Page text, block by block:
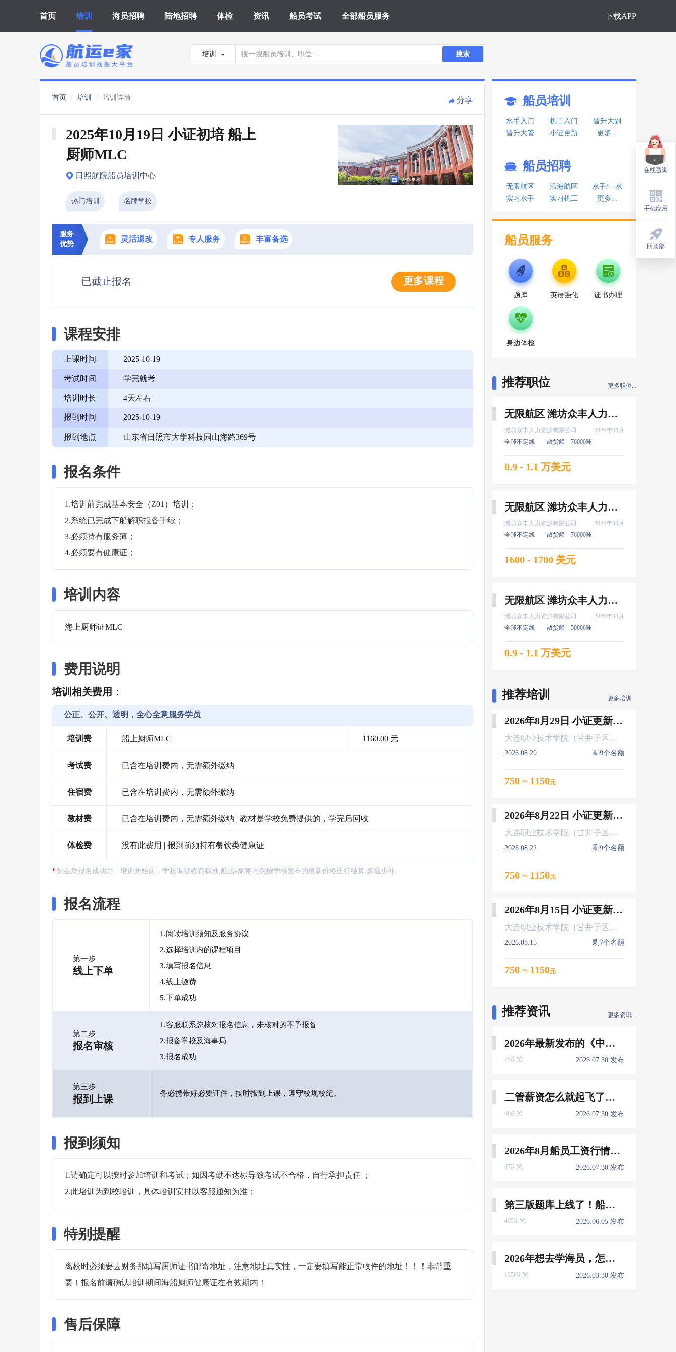
首页 培训 海员招聘 陆地招聘 体检 资讯 船员考试 全部船员服务 下载APP
培训 搜索
首页 培训 培训详情 分享
2025年10月19日 小证初培 船上
厨师MLC
日照航院船员培训中心
热门培训 名牌学校
服务
优势
灵活退改 专人服务 丰富备选
已截止报名 更多课程
课程安排
上课时间 2025-10-19
考试时间 学完就考
培训时长 4天左右
报到时间 2025-10-19
报到地点 山东省日照市大学科技园山海路369号
报名条件
1.培训前完成基本安全（Z01）培训；
2.系统已完成下船解职报备手续；
3.必须持有服务薄；
4.必须要有健康证；
培训内容
海上厨师证MLC
费用说明
培训相关费用：
公正、公开、透明，全心全意服务学员
培训费 船上厨师MLC 1160.00 元
考试费 已含在培训费内，无需额外缴纳
住宿费 已含在培训费内，无需额外缴纳
教材费 已含在培训费内，无需额外缴纳 | 教材是学校免费提供的，学完后回收
体检费 没有此费用 | 报到前须持有餐饮类健康证
如在您报名成功后、培训开始前，学校调整收费标准,航运e家将与您按学校发布的最新价格进行结算,多退少补。
报名流程
第一步
线上下单
1.阅读培训须知及服务协议
2.选择培训内的课程项目
3.填写报名信息
4.线上缴费
5.下单成功
第二步
报名审核
1.客服联系您核对报名信息，未核对的不予报备
2.报备学校及海事局
3.报名成功
第三步
报到上课 务必携带好必要证件，按时报到上课，遵守校规校纪。
报到须知
1.请确定可以按时参加培训和考试；如因考勤不达标导致考试不合格，自行承担责任 ；
2.此培训为到校培训，具体培训安排以客服通知为准；
特别提醒
离校时必须要去财务那填写厨师证书邮寄地址，注意地址真实性，一定要填写能正常收件的地址！！！非常重
要！报名前请确认培训期间海船厨师健康证在有效期内！
售后保障
船员培训
水手入门 机工入门
晋升大副
晋升大管
小证更新 更多...
船员招聘
无限航区 沿海航区
水手/一水
实习水手
实习机工 更多...
船员服务
题库 英语强化 证书办理
身边体检
推荐职位 更多职位...
无限航区 潍坊众丰人力资源有限公司 新证 大厨 8月上船
潍坊众丰人力资源有限公司
2026年08月
全球不定线
散货船 76000吨
0.9 - 1.1 万美元
无限航区 潍坊众丰人力资源有限公司 高证 水手 8月上船
潍坊众丰人力资源有限公司
2026年08月
全球不定线
散货船 76000吨
1600 - 1700 美元
无限航区 潍坊众丰人力资源有限公司 新证 大厨 8月上船
潍坊众丰人力资源有限公司
2026年08月
全球不定线
散货船 50000吨
0.9 - 1.1 万美元
推荐培训 更多培训...
2026年8月29日 小证更新 Z01Z02Z04
大连职业技术学院（甘井子区大连北站）
2026.08.29 剩9个名额
750 ~ 1150元
2026年8月22日 小证更新 Z01Z02Z04
大连职业技术学院（甘井子区大连北站）
2026.08.22 剩9个名额
750 ~ 1150元
2026年8月15日 小证更新 Z01Z02Z04
大连职业技术学院（甘井子区大连北站）
2026.08.15 剩7个名额
750 ~ 1150元
推荐资讯 更多资讯...
2026年最新发布的《中国船员发展报告》，暴露了哪些信息量？
75浏览 2026.07.30 发布
二管薪资怎么就起飞了，下一个会是谁？
68浏览 2026.07.30 发布
2026年8月船员工资行情参考
87浏览 2026.07.30 发布
第三版题库上线了！船员免费刷！
495浏览 2026.06.05 发布
2026年想去学海员，怎么选择培训学校？
1356浏览 2026.03.30 发布
在线咨询
手机应用
回顶部
在线咨询
手机应用
回顶部